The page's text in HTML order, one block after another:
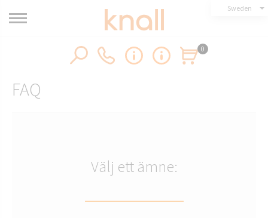
Sweden
0
FAQ
Välj ett ämne: